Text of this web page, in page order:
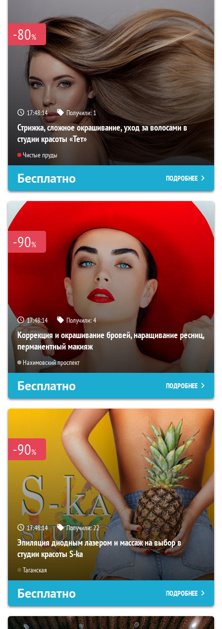
-80%
17:48:13 Получили:1
Стрижка, сложное окрашивание, уход за волосами в
студии красоты «Тет»
Чистые пруды
Бесплатно ПОДРОБНЕЕ
-90%
17:48:13 Получили:4
Коррекция и окрашивание бровей, наращивание ресниц,
перманентный макияж
Нахимовский проспект
Бесплатно ПОДРОБНЕЕ
-90%
17:48:13 Получили:22
Эпиляция диодным лазером и массаж на выбор в
студии красоты S-ka
Таганская
Бесплатно ПОДРОБНЕЕ